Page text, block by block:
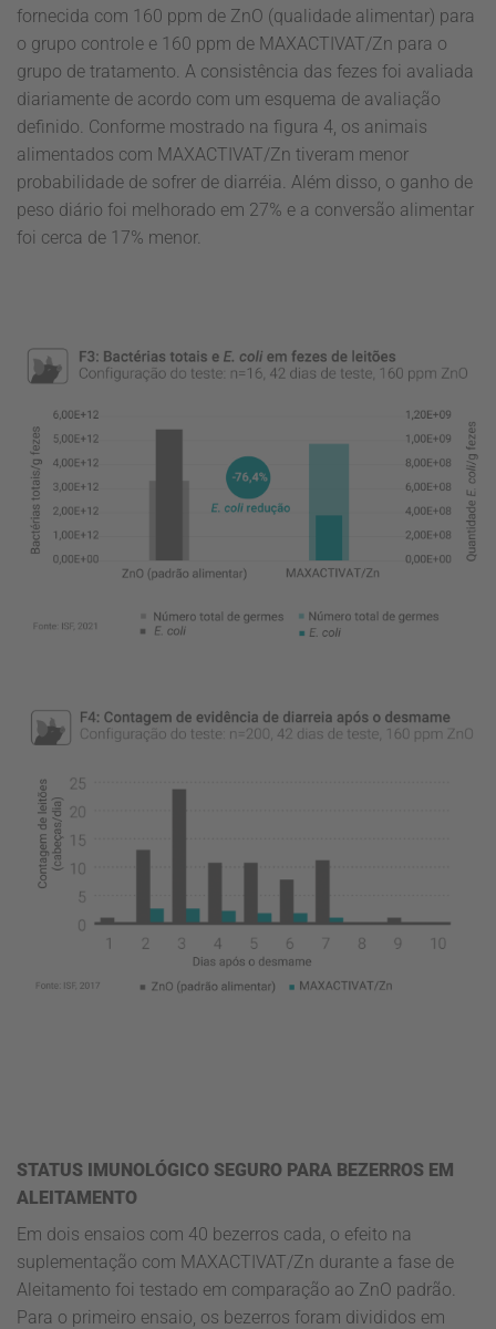
fornecida com 160 ppm de ZnO (qualidade alimentar) para
o grupo controle e 160 ppm de MAXACTIVAT/Zn para o
grupo de tratamento. A consistência das fezes foi avaliada
diariamente de acordo com um esquema de avaliação
definido. Conforme mostrado na figura 4, os animais
alimentados com MAXACTIVAT/Zn tiveram menor
probabilidade de sofrer de diarréia. Além disso, o ganho de
peso diário foi melhorado em 27% e a conversão alimentar
foi cerca de 17% menor.
STATUS IMUNOLÓGICO SEGURO PARA BEZERROS EM
ALEITAMENTO
Em dois ensaios com 40 bezerros cada, o efeito na
suplementação com MAXACTIVAT/Zn durante a fase de
Aleitamento foi testado em comparação ao ZnO padrão.
Para o primeiro ensaio, os bezerros foram divididos em